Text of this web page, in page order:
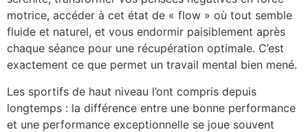
motrice, accéder à cet état de « flow » où tout semble
fluide et naturel, et vous endormir paisiblement après
chaque séance pour une récupération optimale. C’est
exactement ce que permet un travail mental bien mené.
Les sportifs de haut niveau l’ont compris depuis
longtemps : la différence entre une bonne performance
et une performance exceptionnelle se joue souvent